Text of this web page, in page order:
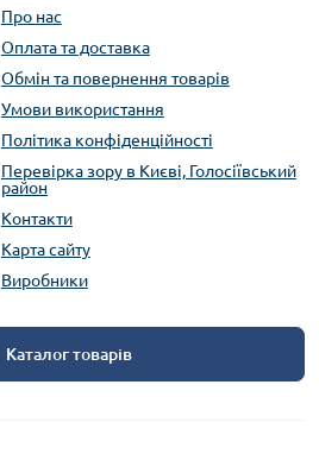
Про нас
Оплата та доставка
Обмін та повернення товарів
Умови використання
Політика конфіденційності
Перевірка зору в Києві, Голосіївський
район
Контакти
Карта сайту
Виробники
Каталог товарів